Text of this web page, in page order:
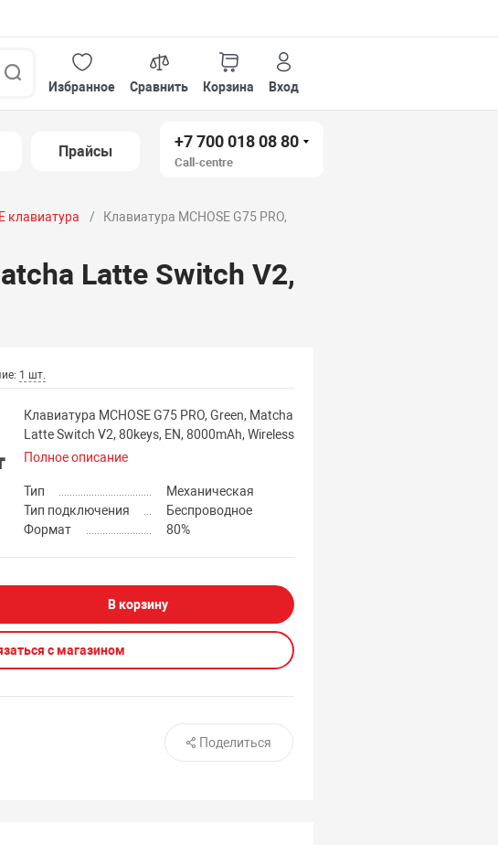
Избранное
Сравнить Корзина Вход
Прайсы
+7 700 018 08 80
Call-centre
клавиатура
Клавиатура MCHOSE G75 PRO,
Latte Switch V2,
1 шт.
Клавиатура MCHOSE G75 PRO, Green, Matcha
Latte Switch V2, 80keys, EN, 8000mAh, Wireless
Полное описание
Тип
Механическая
Тип подключения
Беспроводное
Формат
80%
В корзину
с магазином
Поделиться